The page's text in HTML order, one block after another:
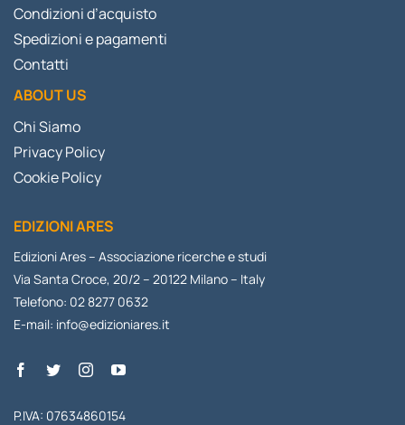
Condizioni d’acquisto
Spedizioni e pagamenti
Contatti
ABOUT US
Chi Siamo
Privacy Policy
Cookie Policy
EDIZIONI ARES
Edizioni Ares – Associazione ricerche e studi
Via Santa Croce, 20/2 – 20122 Milano – Italy
Telefono: 02 8277 0632
E-mail: info@edizioniares.it
P.IVA: 07634860154